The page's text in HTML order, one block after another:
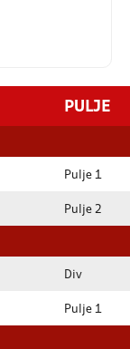
PULJE
Pulje 1
Pulje 2
Div
Pulje 1